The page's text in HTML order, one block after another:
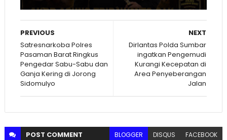
NEXT
Dirlantas Polda Sumbar
ingatkan Pengemudi
Kurangi Kecepatan di
Area Penyeberangan
Jalan
PREVIOUS
Satresnarkoba Polres
Pasaman Barat Ringkus
Pengedar Sabu-Sabu dan
Ganja Kering di Jorong
Sidomulyo
POST COMMENT BLOGGER DISQUS FACEBOOK